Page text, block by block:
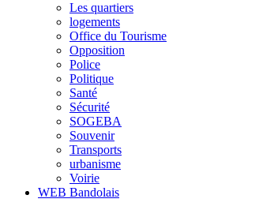
Les quartiers
logements
Office du Tourisme
Opposition
Police
Politique
Santé
Sécurité
SOGEBA
Souvenir
Transports
urbanisme
Voirie
WEB Bandolais